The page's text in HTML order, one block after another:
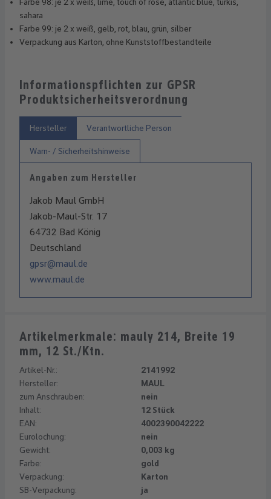
sahara
Farbe 99: je 2 x weiß, gelb, rot, blau, grün, silber
Verpackung aus Karton, ohne Kunststoffbestandteile
Informationspflichten zur GPSR
Produktsicherheitsverordnung
Hersteller Verantwortliche Person
Warn- / Sicherheitshinweise
Angaben zum Hersteller
Jakob Maul GmbH
Jakob-Maul-Str. 17
64732 Bad König
Deutschland
gpsr@maul.de
www.maul.de
Artikelmerkmale: mauly 214, Breite 19
mm, 12 St./Ktn.
Artikel-Nr.:
2141992
Hersteller:
MAUL
zum Anschrauben:
nein
Inhalt:
12 Stück
EAN:
4002390042222
Eurolochung:
nein
Gewicht:
0,003 kg
Farbe:
gold
Verpackung:
Karton
SB-Verpackung:
ja